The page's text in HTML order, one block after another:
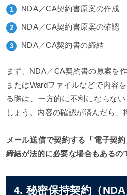
NDA／CA契約書原案の作成
NDA／CA契約書原案の確認
NDA／CA契約書の締結
まず、NDA／CA契約書の原案を
またはWardファイルなどで内容
る際は、一方的に不利にならな
しょう。内容の確認が済んだら、
メール送信で契約する「電子契
締結が法的に必要な場合もあるの
4. 秘密保持契約（